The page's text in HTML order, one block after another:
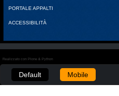
PORTALE APPALTI
ACCESSIBILITÀ
Realizzato con Plone & Python
Default Mobile